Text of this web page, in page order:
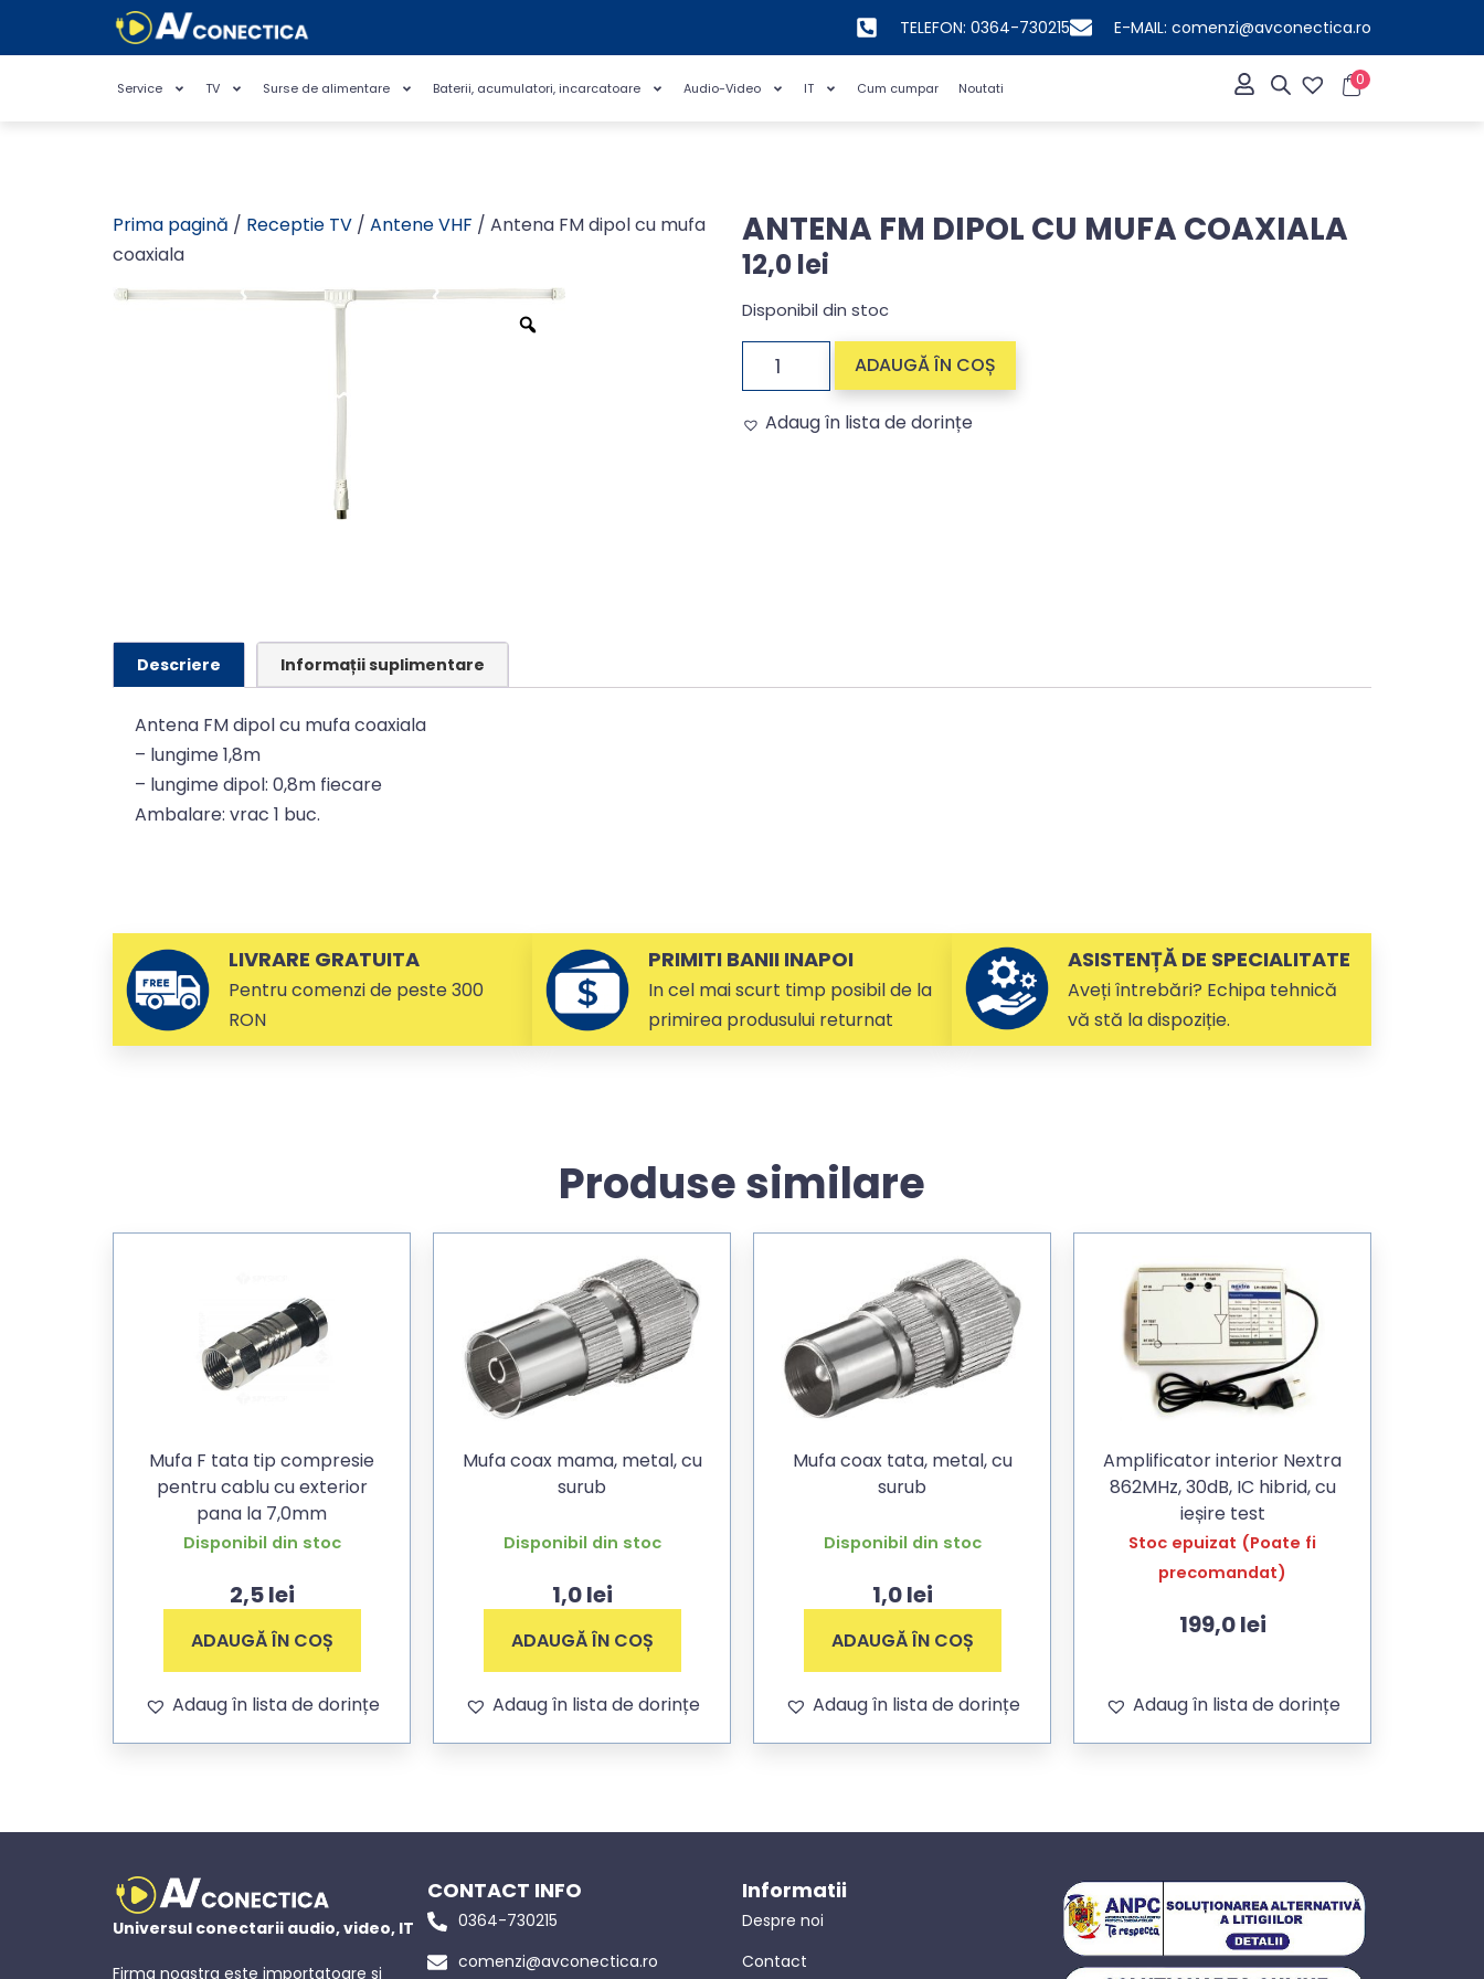
TELEFON: 0364-730215 E-MAIL: comenzi@avconectica.ro
Service TV Surse de alimentare Baterii, acumulatori, incarcatoare Audio-Video IT Cum cumpar Noutati 0
Prima pagină / Receptie TV / Antene VHF / Antena FM dipol cu mufa
coaxiala
ANTENA FM DIPOL CU MUFA COAXIALA
12,0lei
Disponibil din stoc
ADAUGĂ ÎN COȘ
Adaug în lista de dorințe
Descriere Informații suplimentare
Antena FM dipol cu mufa coaxiala
– lungime 1,8m
– lungime dipol: 0,8m fiecare
Ambalare: vrac 1 buc.
LIVRARE GRATUITA
Pentru comenzi de peste 300
RON
PRIMITI BANII INAPOI
In cel mai scurt timp posibil de la
primirea produsului returnat
ASISTENȚĂ DE SPECIALITATE
Aveți întrebări? Echipa tehnică
vă stă la dispoziție.
Produse similare
Mufa F tata tip compresie
pentru cablu cu exterior
pana la 7,0mm
Disponibil din stoc
2,5lei
ADAUGĂ ÎN COȘ
Adaug în lista de dorințe
Mufa coax mama, metal, cu
surub
Disponibil din stoc
1,0lei
ADAUGĂ ÎN COȘ
Adaug în lista de dorințe
Mufa coax tata, metal, cu
surub
Disponibil din stoc
1,0lei
ADAUGĂ ÎN COȘ
Adaug în lista de dorințe
Amplificator interior Nextra
862MHz, 30dB, IC hibrid, cu
ieșire test
Stoc epuizat (Poate fi
precomandat)
199,0lei
Adaug în lista de dorințe
Universul conectarii audio, video, IT
Firma noastra este importatoare si
CONTACT INFO
0364-730215
comenzi@avconectica.ro
Informatii
Despre noi
Contact